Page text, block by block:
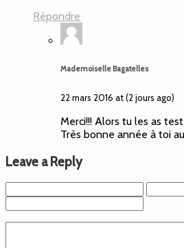
Répondre
Mademoiselle Bagatelles
22 mars 2016 at (2 jours ago)
Merci!!! Alors tu les as
Très bonne année à toi
Leave a Reply